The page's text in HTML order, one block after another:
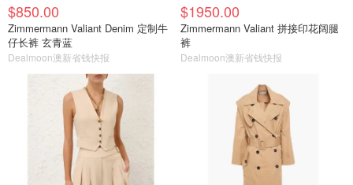
$850.00
Zimmermann Valiant Denim 定制牛
仔长裤 玄青蓝
Dealmoon澳新省钱快报
$1950.00
Zimmermann Valiant 拼接印花阔腿
裤
Dealmoon澳新省钱快报